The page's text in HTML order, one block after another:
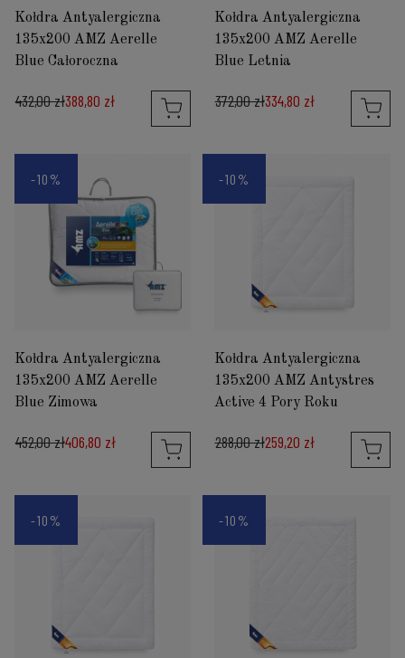
Kołdra Antyalergiczna
135x200 AMZ Aerelle
Blue Całoroczna
432,00 zł388,80 zł
Kołdra Antyalergiczna
135x200 AMZ Aerelle
Blue Letnia
372,00 zł334,80 zł
Kołdra Antyalergiczna
135x200 AMZ Aerelle
Blue Zimowa
452,00 zł406,80 zł
-10%
Kołdra Antyalergiczna
135x200 AMZ Antystres
Active 4 Pory Roku
288,00 zł259,20 zł
-10%
-10% -10%